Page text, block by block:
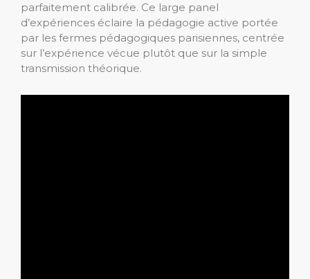
parfaitement calibrée. Ce large panel
d’expériences éclaire la pédagogie active portée
par les fermes pédagogiques parisiennes, centrée
sur l’expérience vécue plutôt que sur la simple
transmission théorique.